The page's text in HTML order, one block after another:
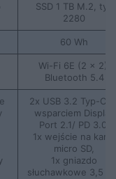
SSD 1 TB M.2, typ
2280
60 Wh
Wi-Fi 6E (2 x 2),
Bluetooth 5.4
2x USB 3.2 Typ-C
wsparciem Display
Port 2.1/ PD 3.0,
1x wejście na karty
micro SD,
1x gniazdo
słuchawkowe 3,5